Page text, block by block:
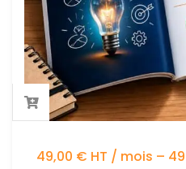
49,00 € HT / mois –